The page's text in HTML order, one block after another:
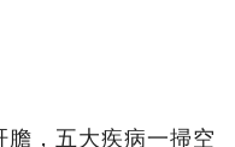
，五大疾病一掃空